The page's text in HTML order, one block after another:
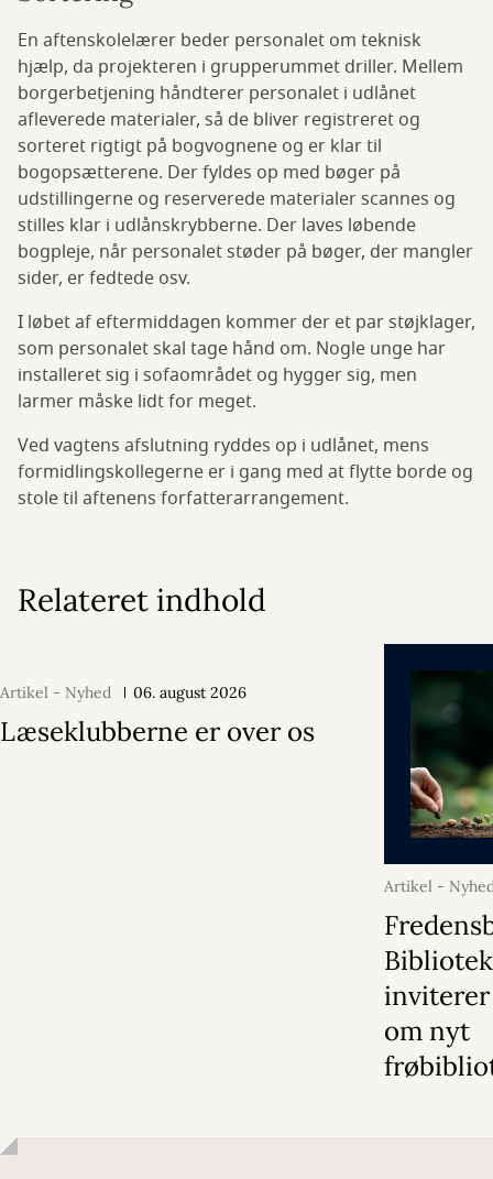
En aftenskolelærer beder personalet om teknisk
hjælp, da projekteren i grupperummet driller. Mellem
borgerbetjening håndterer personalet i udlånet
afleverede materialer, så de bliver registreret og
sorteret rigtigt på bogvognene og er klar til
bogopsætterene. Der fyldes op med bøger på
udstillingerne og reserverede materialer scannes og
stilles klar i udlånskrybberne. Der laves løbende
bogpleje, når personalet støder på bøger, der mangler
sider, er fedtede osv.
I løbet af eftermiddagen kommer der et par støjklager,
som personalet skal tage hånd om. Nogle unge har
installeret sig i sofaområdet og hygger sig, men
larmer måske lidt for meget.
Ved vagtens afslutning ryddes op i udlånet, mens
formidlingskollegerne er i gang med at flytte borde og
stole til aftenens forfatterarrangement.
Relateret indhold
Artikel - Nyhed 06. august 2026
Læseklubberne er over os
Artikel -
2026
om nyt